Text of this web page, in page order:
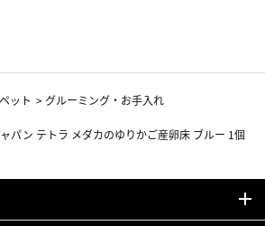
ペット > グルーミング・お手入れ
パン テトラ メダカのゆりかご産卵床 ブルー 1個